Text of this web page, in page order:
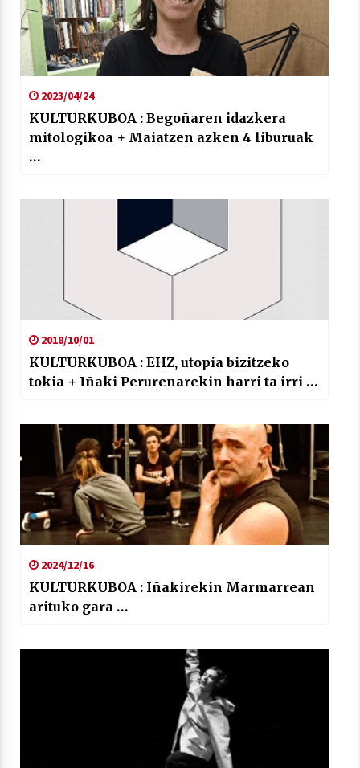
2023/04/24
KULTURKUBOA : Begoñaren idazkera
mitologikoa + Maiatzen azken 4 liburuak
…
2018/10/01
KULTURKUBOA : EHZ, utopia bizitzeko
tokia + Iñaki Perurenarekin harri ta irri …
2024/12/16
KULTURKUBOA : Iñakirekin Marmarrean
arituko gara …